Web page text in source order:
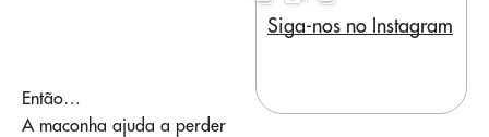
Então…
A maconha ajuda a perder
Siga-nos no Instagram